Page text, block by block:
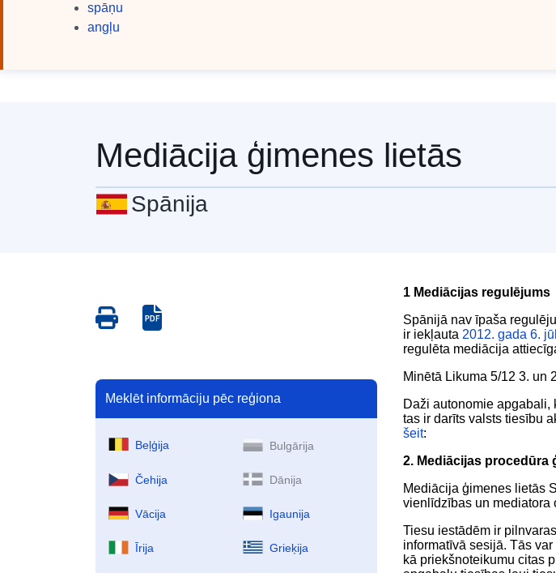
spāņu
angļu
Mediācija ģimenes lietās
Spānija
Save
as
Save
as
Meklēt informāciju pēc reģiona
Beļģija Bulgārija
Čehija Dānija
Vācija Igaunija
Īrija Grieķija
1 Mediācijas regulējums
Spānijā nav īpaša
ir iekļauta 2012. gada 6.
regulēta mediācija
Minētā Likuma 5/12 3. un
Daži autonomie
tas ir darīts valsts tiesību
šeit:
2. Mediācijas procedūra
Mediācija ģimenes lietās
vienlīdzības un mediatora
Tiesu iestādēm ir
informatīvā sesijā. Tās
kā priekšnoteikumu citas